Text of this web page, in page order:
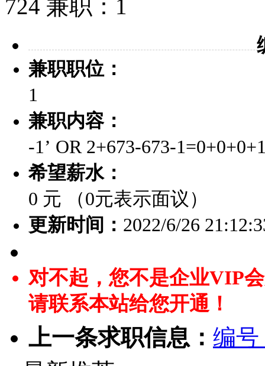
724 兼职：1
兼职职位：
1
兼职内容：
-1’ OR 2+673-673-
希望薪水：
0 元 （0元表示面议）
更新时间： 2022/6/26
对不起，您不是企业VIP
请联系本站给您开通！
上一条求职信息： 编号